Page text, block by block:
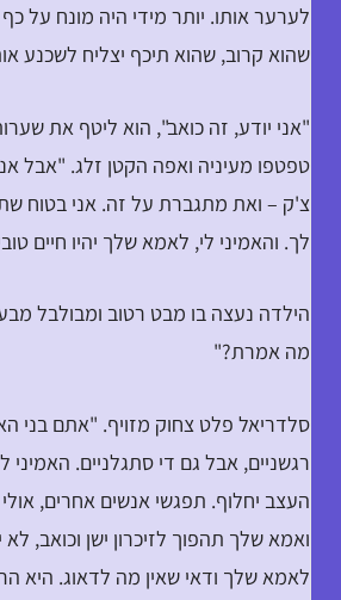
לערער אותו. יותר מידי היה מונח על
שהוא קרוב, שהוא תיכף יצליח לשכנע
"אני יודע, זה כואב", הוא ליטף את
טפטפו מעיניה ואפה הקטן זלג. "אבל
צ'ק – ואת מתגברת על זה. אני בטוח
לך. והאמיני לי, לאמא שלך יהיו חיים
הילדה נעצה בו מבט רטוב ומבולבל
מה אמרת?"
סלדריאל פלט צחוק מזויף. "אתם בני
רגשניים, אבל גם די סתגלניים. האמיני
העצב יחלוף. תפגשי אנשים אחרים,
ואמא שלך תהפוך לזיכרון ישן וכואב, לא
לאמא שלך ודאי שאין מה לדאוג. היא